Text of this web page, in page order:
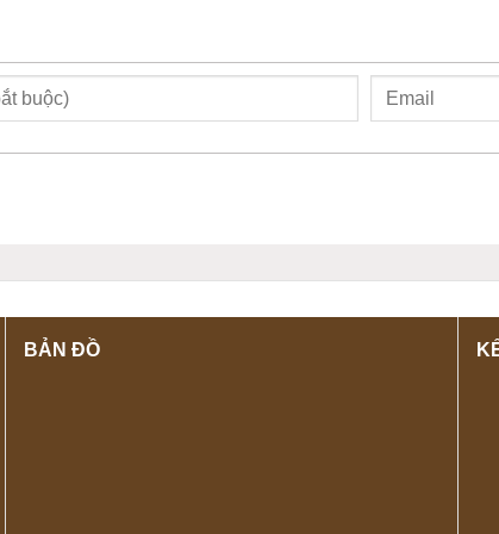
BẢN ĐỒ